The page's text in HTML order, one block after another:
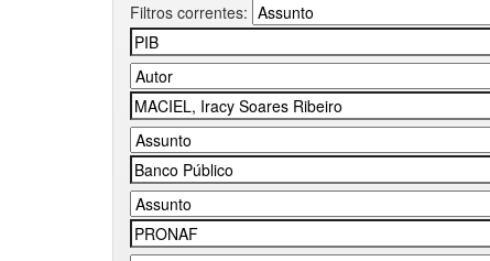
Filtros correntes: